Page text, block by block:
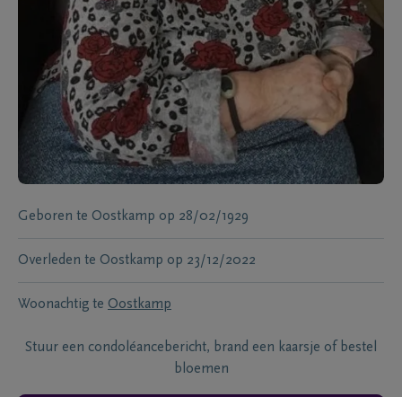
Geboren te Oostkamp op 28/02/1929
Overleden te Oostkamp op 23/12/2022
Woonachtig te Oostkamp
Stuur een condoléancebericht, brand een kaarsje of bestel
bloemen